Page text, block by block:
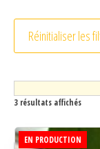
Réinitialiser les
3 résultats affichés
EN PRODUCTION